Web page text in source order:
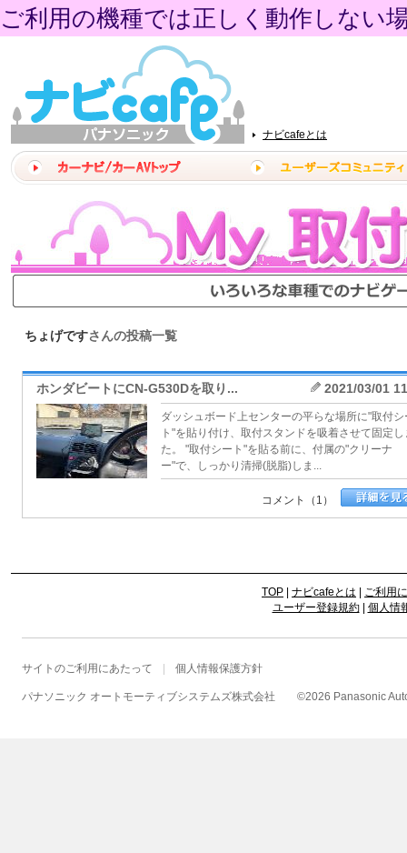
ご利用の機種では正しく動作しない
ナビcafeとは
ちょげですさんの投稿一覧
ホンダビートにCN-G530Dを取り... 2021/03/01
ダッシュボード上センターの平らな場所に"取付シ
ト"を貼り付け、取付スタンドを吸着させて固定し
た。 "取付シート"を貼る前に、付属の"クリーナ
ー"で、しっかり清掃(脱脂)しま...
コメント（1）
TOP ナビcafeとは
ご利用
ユーザー登録規約| 個人情
サイトのご利用にあたって 個人情報保護方針
パナソニック オートモーティブシステムズ株式会社 ©2026 Panasonic